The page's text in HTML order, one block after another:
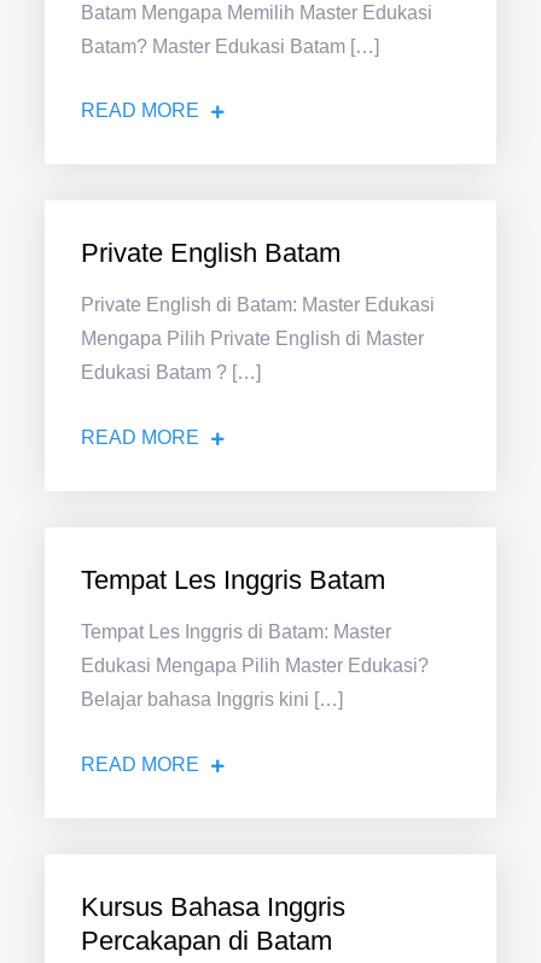
Batam Mengapa Memilih Master Edukasi
Batam? Master Edukasi Batam […]
READ MORE
Private English Batam
Private English di Batam: Master Edukasi
Mengapa Pilih Private English di Master
Edukasi Batam ? […]
READ MORE
Tempat Les Inggris Batam
Tempat Les Inggris di Batam: Master
Edukasi Mengapa Pilih Master Edukasi?
Belajar bahasa Inggris kini […]
READ MORE
Kursus Bahasa Inggris
Percakapan di Batam